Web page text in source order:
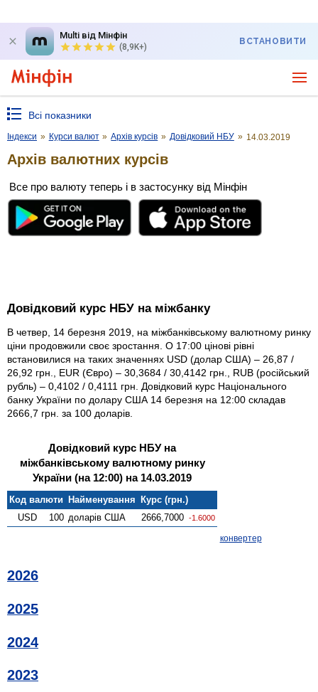
Multi від Мінфін
(8,9K+)
ВСТАНОВИТИ
Всі показники
Індекси » Курси валют » Архів курсів » Довідковий НБУ » 14.03.2019
Архів валютних курсів
Все про валюту теперь і в застосунку від Мінфін
Довідковий курс НБУ на міжбанку
В четвер, 14 березня 2019, на міжбанківському валютному ринку
ціни продовжили своє зростання. О 17:00 цінові рівні
встановилися на таких значеннях USD (долар США) – 26,87 /
26,92 грн., EUR (Євро) – 30,3684 / 30,4142 грн., RUB (російський
рубль) – 0,4102 / 0,4111 грн. Довідковий курс Національного
банку України по долару США 14 березня на 12:00 складав
2666,7 грн. за 100 доларів.
Довідковий курс НБУ на
міжбанківському валютному ринку
України (на 12:00) на 14.03.2019
Код валюти Найменування
Курс (грн.)
USD
100 доларів США 2666,7000 -1.6000
конвертер
2026
2025
2024
2023